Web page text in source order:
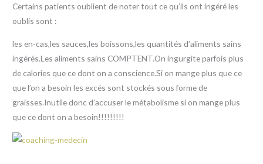
Certains patients oublient de noter tout ce qu’ils ont ingéré les
oublis sont :
les en-cas,les sauces,les boissons,les quantités d’aliments sains
ingérés.Les aliments sains COMPTENT.On ingurgite parfois plus
de calories que ce dont on a conscience.Si on mange plus que ce
que l’on a besoin les excés sont stockés sous forme de
graisses.Inutile donc d’accuser le métabolisme si on mange plus
que ce dont on a besoin!!!!!!!!!